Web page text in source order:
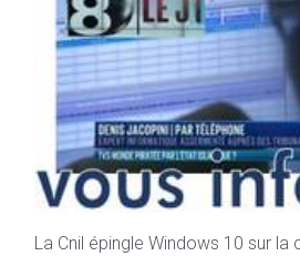
La Cnil épingle Windows 10 sur